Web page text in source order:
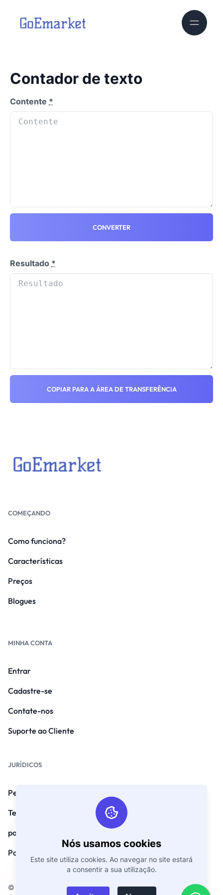
Contador de texto
Contente *
CONVERTER
Resultado *
COPIAR PARA A ÁREA DE TRANSFERÊNCIA
Nós usamos cookies
Este site utiliza cookies. Ao navegar no site estará
a consentir a sua utilização.
COMEÇANDO
Como funciona?
Características
Preços
Blogues
MINHA CONTA
Entrar
Cadastre-se
Contate-nos
Suporte ao Cliente
JURÍDICOS
Perguntas frequentes
Termos e Condições
política de Privacidade
Política de Reembolso
© Direitos autorais 2026. Todos os direitos reservados por